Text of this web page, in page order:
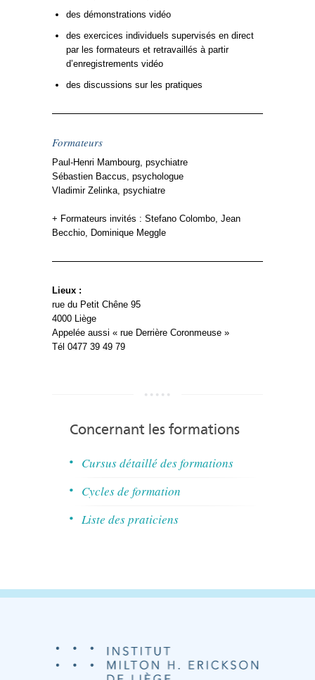
des démonstrations vidéo
des exercices individuels supervisés en direct
par les formateurs et retravaillés à partir
d’enregistrements vidéo
des discussions sur les pratiques
Formateurs
Paul-Henri Mambourg, psychiatre
Sébastien Baccus, psychologue
Vladimir Zelinka, psychiatre
+ Formateurs invités : Stefano Colombo, Jean
Becchio, Dominique Meggle
Lieux :
rue du Petit Chêne 95
4000 Liège
Appelée aussi « rue Derrière Coronmeuse »
Tél 0477 39 49 79
Concernant les formations
Cursus détaillé des formations
Cycles de formation
Liste des praticiens